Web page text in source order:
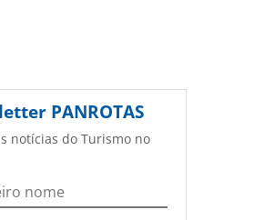
PANROTAS
notícias do Turismo no